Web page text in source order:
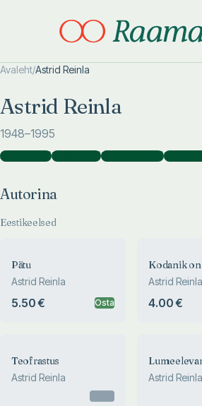
Avaleht/Astrid Reinla
Astrid Reinla
1948–1995
Autorina )Tõlkijana )Toimetajana )
Autorina
Eestikeelsed
Pätu
Astrid Reinla
5.50 € Osta
Kodanik
Astrid Reinla
4.00 €
Teofrastus
Astrid Reinla Astrid Reinla